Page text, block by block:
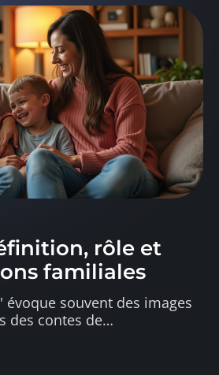
rôle et
familiales
évoque souvent des images
des contes de…